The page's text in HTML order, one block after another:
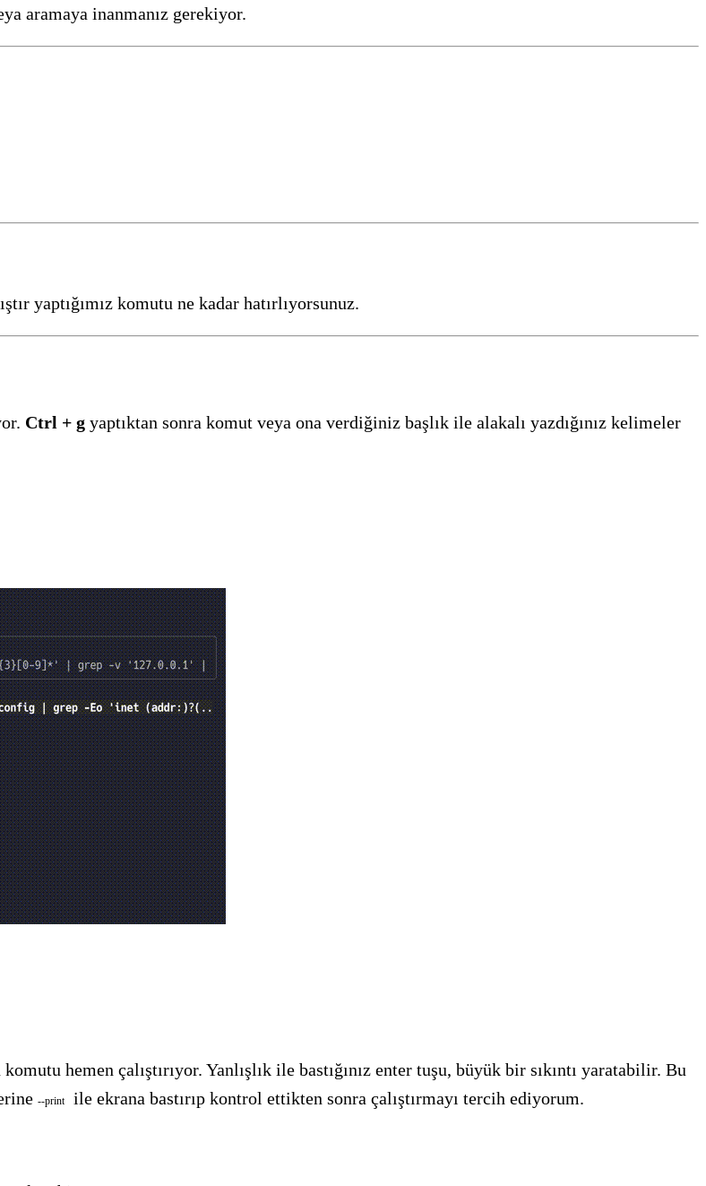
aramaya inanmanız gerekiyor.
yaptığımız komutu ne kadar hatırlıyorsunuz.
Ctrl + g yaptıktan sonra komut veya ona verdiğiniz başlık ile alakalı yazdığınız kelimeler
hemen çalıştırıyor. Yanlışlık ile bastığınız enter tuşu, büyük bir sıkıntı yaratabilir. Bu
--print ile ekrana bastırıp kontrol ettikten sonra çalıştırmayı tercih ediyorum.